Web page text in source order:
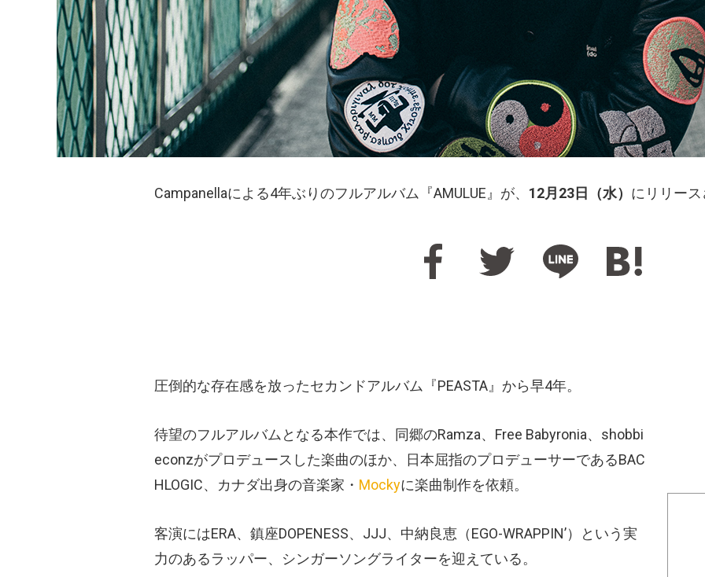
Campanellaによる4年ぶりのフルアルバム『AMULUE』が、 12月23日（水） にリリー
圧倒的な存在感を放ったセカンドアルバム『PEASTA』から早4年。
待望のフルアルバムとなる本作では、同郷のRamza、Free Babyronia、shobbi
econzがプロデュースした楽曲のほか、日本屈指のプロデューサーであるBAC
HLOGIC、カナダ出身の音楽家・ Mockyに楽曲制作を依頼。
客演にはERA、鎮座DOPENESS、JJJ、中納良恵（EGO-WRAPPIN’）という実
力のあるラッパー、シンガーソングライターを迎えている。